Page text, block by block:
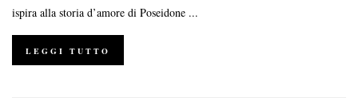
ispira alla storia d’amore di Poseidone ...
LEGGI TUTTO